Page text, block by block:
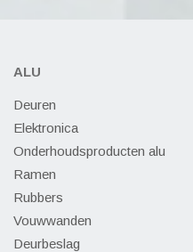
ALU
Deuren
Elektronica
Onderhoudsproducten alu
Ramen
Rubbers
Vouwwanden
Deurbeslag